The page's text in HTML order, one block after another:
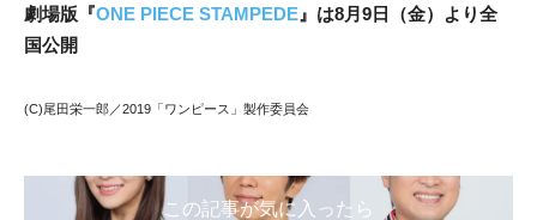
劇場版『ONE PIECE STAMPEDE 』は8月9日（金）より全
国公開
(C)尾田栄一郎／2019「ワンピース」製作委員会
この記事が気に入ったら